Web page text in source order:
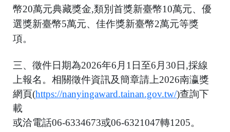
幣20萬元典藏獎金,類別首獎新臺幣10萬元、優
選獎新臺幣5萬元、佳作獎新臺幣2萬元等獎
項。
三、徵件日期為2026年6月1日至6月30日,採線
上報名。相關徵件資訊及簡章請上2026南瀛獎
網頁(https://nanyingaward.tainan.gov.tw/)查詢下
載
或洽電話06-6334673或06-6321047轉1205。